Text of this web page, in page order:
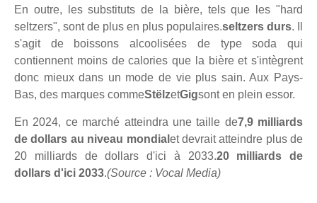
En outre, les substituts de la bière, tels que les "hard
seltzers", sont de plus en plus populaires.seltzers durs. Il
s'agit de boissons alcoolisées de type soda qui
contiennent moins de calories que la bière et s'intègrent
donc mieux dans un mode de vie plus sain. Aux Pays-
Bas, des marques commeStëlzetGigsont en plein essor.
En 2024, ce marché atteindra une taille de7,9 milliards
de dollars au niveau mondial et devrait atteindre plus de
20 milliards de dollars d'ici à 2033.20 milliards de
dollars d'ici 2033.(Source : Vocal Media)